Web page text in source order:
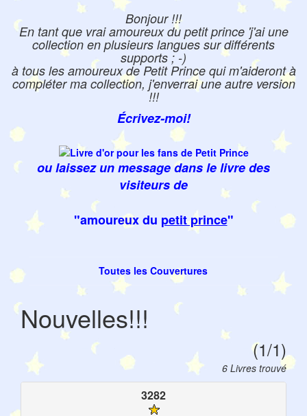
Bonjour !!!
En tant que vrai amoureux du petit prince 'j'ai une
collection en plusieurs langues sur différents
supports ; -)
à tous les amoureux de Petit Prince qui m'aideront à
compléter ma collection, j'enverrai une autre version
!!!
Écrivez-moi!
ou laissez un message dans le livre des
visiteurs de
"amoureux du petit prince"
Toutes les Couvertures
Nouvelles!!!
(1/1)
6 Livres trouvé
3282